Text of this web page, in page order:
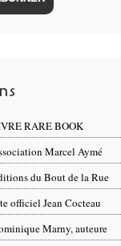
RARE BOOK
Marcel Aymé
du Bout de la Rue
officiel Jean Cocteau
Marny, auteure